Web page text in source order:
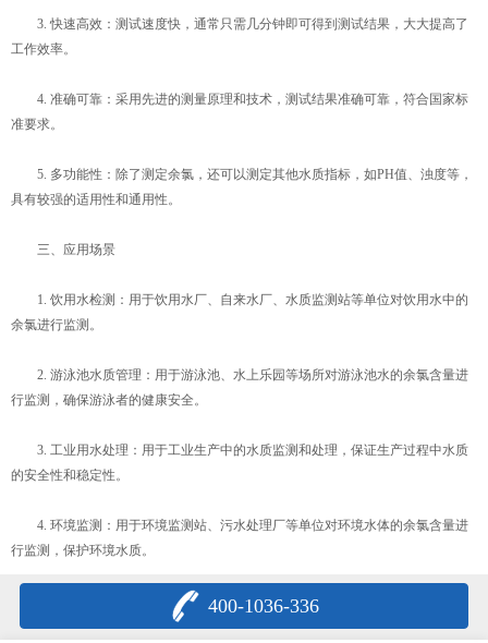
3. 快速高效：测试速度快，通常只需几分钟即可得到测试结果，大大提高了
工作效率。
4. 准确可靠：采用先进的测量原理和技术，测试结果准确可靠，符合国家标
准要求。
5. 多功能性：除了测定余氯，还可以测定其他水质指标，如PH值、浊度等，
具有较强的适用性和通用性。
三、应用场景
1. 饮用水检测：用于饮用水厂、自来水厂、水质监测站等单位对饮用水中的
余氯进行监测。
2. 游泳池水质管理：用于游泳池、水上乐园等场所对游泳池水的余氯含量进
行监测，确保游泳者的健康安全。
3. 工业用水处理：用于工业生产中的水质监测和处理，保证生产过程中水质
的安全性和稳定性。
4. 环境监测：用于环境监测站、污水处理厂等单位对环境水体的余氯含量进
行监测，保护环境水质。
400-1036-336